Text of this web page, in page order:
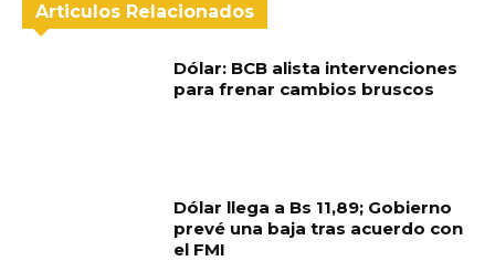
Articulos Relacionados
Dólar: BCB alista intervenciones
para frenar cambios bruscos
Dólar llega a Bs 11,89; Gobierno
prevé una baja tras acuerdo con
el FMI